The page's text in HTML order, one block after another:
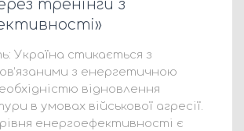
тренінги з
Україна стикається з
з енергетичною
відновлення
в умовах військової агресії.
енергоефективності є